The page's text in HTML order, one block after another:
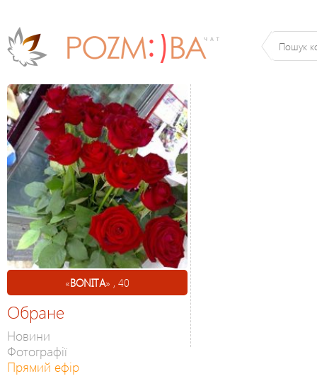
«BONITA» , 40
Обране
Новини
Фотографії
Прямий ефір